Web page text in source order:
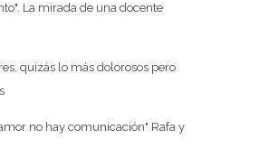
La mirada de una docente
quizás lo más dolorosos pero
no hay comunicación" Rafa y